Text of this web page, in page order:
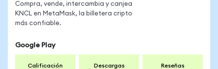
Compra, vende, intercambia y canjea
KNCL en MetaMask, la billetera cripto
más confiable.
Google Play
Calificación Descargas Reseñas